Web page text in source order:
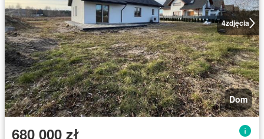
4zdjęcia
Dom
680 000 zł